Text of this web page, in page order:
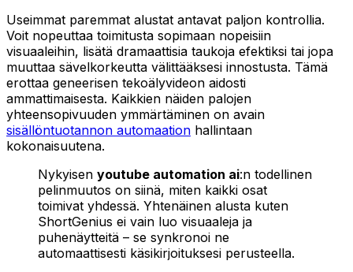
Useimmat paremmat alustat antavat paljon kontrollia.
Voit nopeuttaa toimitusta sopimaan nopeisiin
visuaaleihin, lisätä dramaattisia taukoja efektiksi tai jopa
muuttaa sävelkorkeutta välittääksesi innostusta. Tämä
erottaa geneerisen tekoälyvideon aidosti
ammattimaisesta. Kaikkien näiden palojen
yhteensopivuuden ymmärtäminen on avain
sisällöntuotannon automaation hallintaan
kokonaisuutena.
Nykyisen youtube automation ai:n todellinen
pelinmuutos on siinä, miten kaikki osat
toimivat yhdessä. Yhtenäinen alusta kuten
ShortGenius ei vain luo visuaaleja ja
puhenäytteitä – se synkronoi ne
automaattisesti käsikirjoituksesi perusteella.